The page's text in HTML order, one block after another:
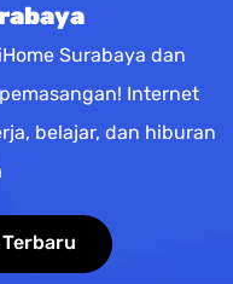
Surabaya dan
Internet
belajar, dan hiburan